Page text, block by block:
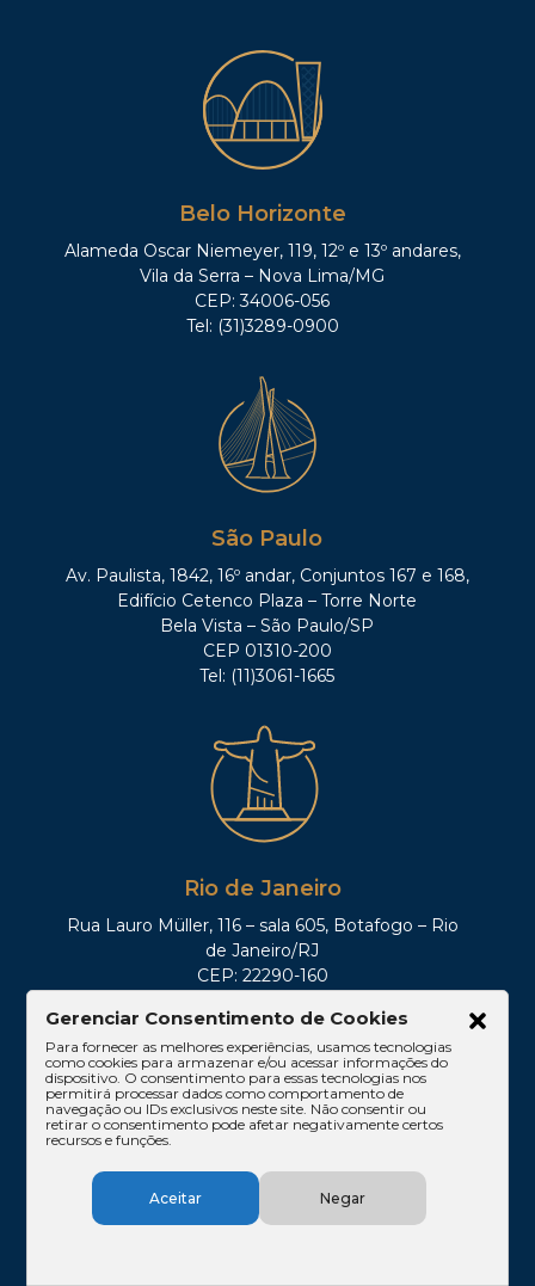
Belo Horizonte
Alameda Oscar Niemeyer, 119, 12º e 13º andares,
Vila da Serra – Nova Lima/MG
CEP: 34006-056
Tel: (31)3289-0900
São Paulo
Av. Paulista, 1842, 16º andar, Conjuntos 167 e 168,
Edifício Cetenco Plaza – Torre Norte
Bela Vista – São Paulo/SP
CEP 01310-200
Tel: (11)3061-1665
Rio de Janeiro
Rua Lauro Müller, 116 – sala 605, Botafogo – Rio
de Janeiro/RJ
CEP: 22290-160
Brasília
Gerenciar Consentimento de Cookies
Para fornecer as melhores experiências, usamos tecnologias
como cookies para armazenar e/ou acessar informações do
dispositivo. O consentimento para essas tecnologias nos
permitirá processar dados como comportamento de
navegação ou IDs exclusivos neste site. Não consentir ou
retirar o consentimento pode afetar negativamente certos
recursos e funções.
Aceitar Negar